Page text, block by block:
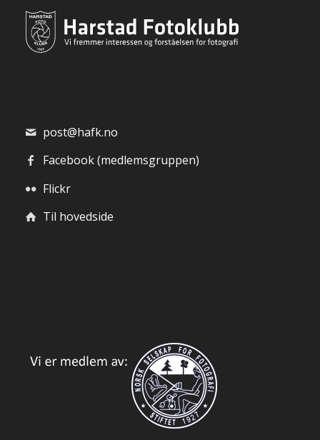
post@hafk.no
Facebook (medlemsgruppen)
Flickr
Til hovedside